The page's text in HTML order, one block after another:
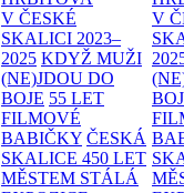
V ČESKÉ
SKALICI 2023–
2025 KDYŽ MUŽI
(NE)JDOU DO
BOJE 55 LET
FILMOVÉ
BABIČKY ČESKÁ
SKALICE 450 LET
MĚSTEM STÁLÁ
V